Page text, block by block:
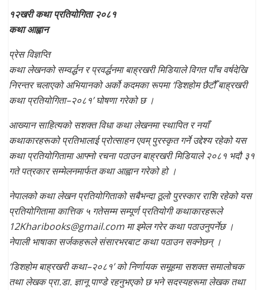
१२खरी कथा प्रतियोगिता २०८१
कथा आह्वान
प्रेस विज्ञप्ति
कथा लेखनको सम्वर्द्धन र प्रवर्द्धनमा बाह्रखरी मिडियाले विगत पाँच वर्षदेखि
निरन्तर चलाएको अभियानको अर्को कदमका रूपमा ‘डिशहोम छैटौँ बाह्रखरी
कथा प्रतियोगिता–२०८१’ घोषणा गरेको छ ।
आख्यान साहित्यको सशक्त विधा कथा लेखनमा स्थापित र नयाँ
कथाकारहरूको प्रतिभालाई प्रोत्साहन एवम् पुरस्कृत गर्ने उद्देश्य रहेको यस
कथा प्रतियोगितामा आफ्नो रचना पठाउन बाह्रखरी मिडियाले २०८१ भदौ ३१
गते पत्रकार सम्मेलनमार्फत कथा आह्वान गरेको हो ।
नेपालको कथा लेखन प्रतियोगिताको सबैभन्दा ठूलो पुरस्कार राशि रहेको यस
प्रतियोगितामा कात्तिक ५ गतेसम्म सम्पूर्ण प्रतियोगी कथाकारहरूले
12Kharibooks@gmail.com मा इमेल गरेर कथा पठाउनुपर्नेछ ।
नेपाली भाषाका सर्जकहरूले संसारभरबाट कथा पठाउन सक्नेछन् ।
‘डिशहोम बाह्रखरी कथा–२०८१’ को निर्णायक समूहमा सशक्त समालोचक
तथा लेखक प्रा.डा. ज्ञानू पाण्डे रहनुभएको छ भने सदस्यहरूमा लेखक तथा